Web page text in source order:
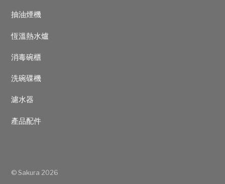
©Sakura 2026
抽油煙機
恆溫熱水爐
消毒碗櫃
洗碗碟機
濾水器
產品配件